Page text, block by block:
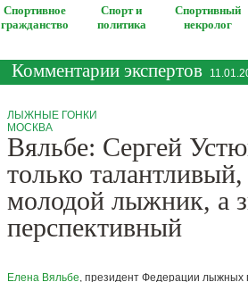
Спортивное
гражданство
Спорт и
политика
Спортивный
некролог
Комментарии экспертов
ЛЫЖНЫЕ ГОНКИ
МОСКВА
Вяльбе: Сергей
только
молодой лыжник, а
перспективный
Елена Вяльбе, президент Федерации лыжных